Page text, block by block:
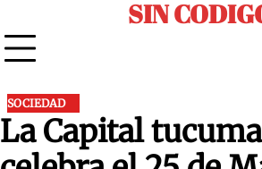
to
content
SIN
SOCIEDAD
La Capital